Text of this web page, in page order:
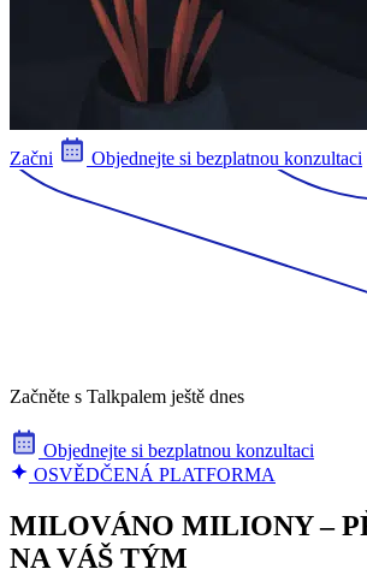
Začni Objednejte si bezplatnou konzultaci
Začněte s Talkpalem ještě dnes
Objednejte si bezplatnou konzultaci
OSVĚDČENÁ PLATFORMA
MILOVÁNO MILIONY –
NA VÁŠ TÝM